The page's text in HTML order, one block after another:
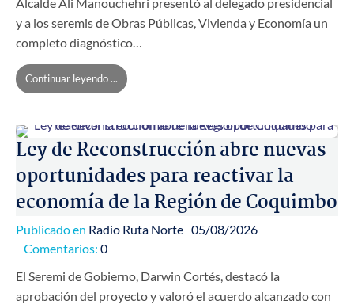
y a los seremis de Obras Públicas, Vivienda y Economía un
completo diagnóstico…
Continuar leyendo ...
Ley de Reconstrucción abre nuevas
oportunidades para reactivar la
economía de la Región de Coquimbo
Publicado en Radio Ruta Norte 05/08/2026
Comentarios: 0
El Seremi de Gobierno, Darwin Cortés, destacó la
aprobación del proyecto y valoró el acuerdo alcanzado con